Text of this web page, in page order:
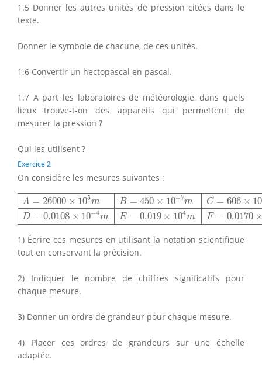
1.5 Donner les autres unités de pression citées dans le
texte.
Donner le symbole de chacune, de ces unités.
1.6 Convertir un hectopascal en pascal.
1.7 A part les laboratoires de météorologie, dans quels
lieux trouve-t-on des appareils qui permettent de
mesurer la pression ?
Qui les utilisent ?
Exercice 2
On considère les mesures suivantes :
A = 26000 × 105m B = 450 × 10−7m C = 606 × 10
D = 0.0108 × 10−4m E = 0.019 × 104m F = 0.0170
A=26000×105mB=450×10−7mC=606×10mD=0.0108
1) Écrire ces mesures en utilisant la notation scientifique
tout en conservant la précision.
2) Indiquer le nombre de chiffres significatifs pour
chaque mesure.
3) Donner un ordre de grandeur pour chaque mesure.
4) Placer ces ordres de grandeurs sur une échelle
adaptée.